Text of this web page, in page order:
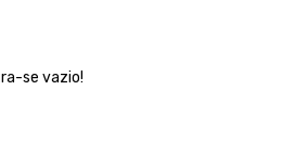
se vazio!